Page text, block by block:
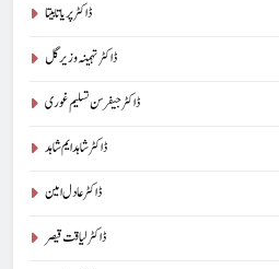
ڈاکٹر پریا تابیتا
ڈاکٹر تہمینہ وزیر گل
ڈاکٹر جیفرسن تسلیم غوری
ڈاکٹر شاہد ایم شاہد
ڈاکٹر عادل امین
ڈاکٹر لیاقت قیصر